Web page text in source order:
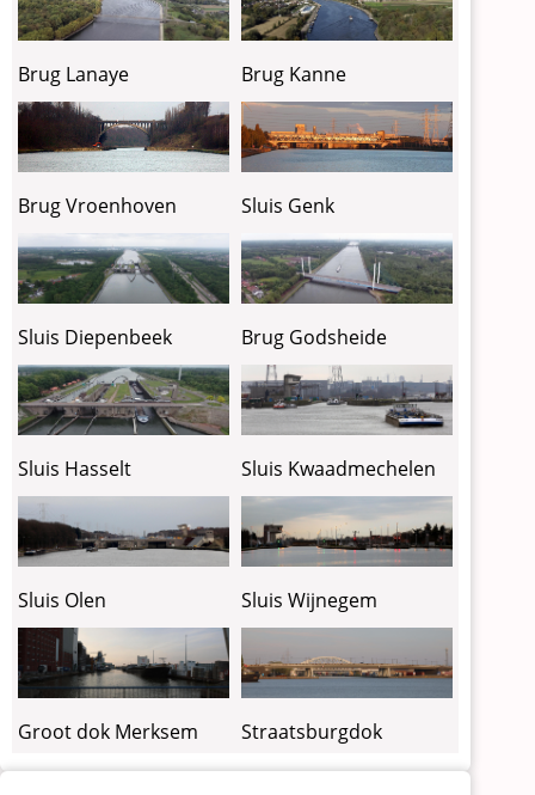
Brug Lanaye Brug Kanne
Brug Vroenhoven Sluis Genk
Sluis Diepenbeek Brug Godsheide
Sluis Hasselt Sluis Kwaadmechelen
Sluis Olen Sluis Wijnegem
Groot dok Merksem Straatsburgdok